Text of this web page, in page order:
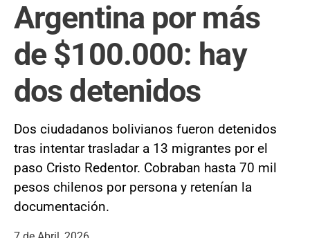
Argentina por más
de $100.000: hay
dos detenidos
Dos ciudadanos bolivianos fueron detenidos
tras intentar trasladar a 13 migrantes por el
paso Cristo Redentor. Cobraban hasta 70 mil
pesos chilenos por persona y retenían la
documentación.